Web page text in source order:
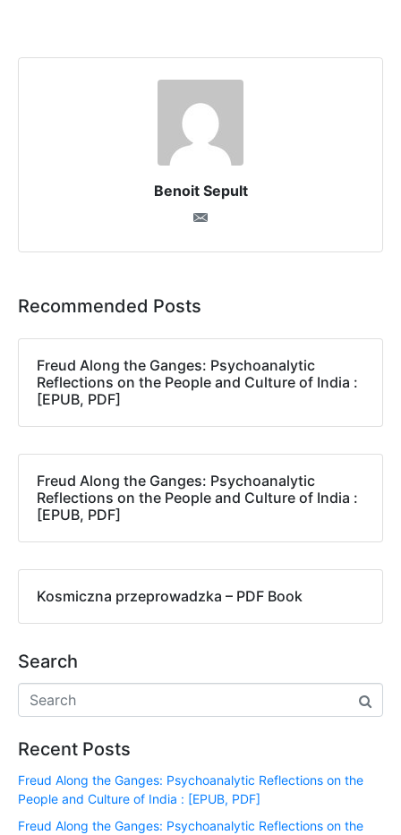
Benoit Sepult
Recommended Posts
Freud Along the Ganges: Psychoanalytic
Reflections on the People and Culture of India :
[EPUB, PDF]
Freud Along the Ganges: Psychoanalytic
Reflections on the People and Culture of India :
[EPUB, PDF]
Kosmiczna przeprowadzka – PDF Book
Search
Recent Posts
Freud Along the Ganges: Psychoanalytic Reflections on the
People and Culture of India : [EPUB, PDF]
Freud Along the Ganges: Psychoanalytic Reflections on the